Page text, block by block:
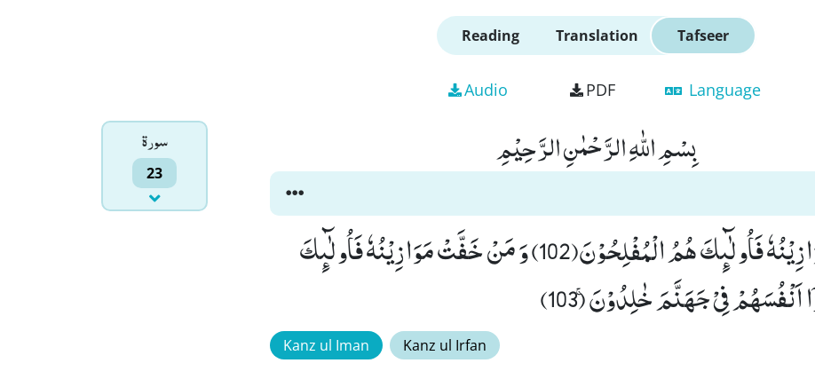
Reading Translation Tafseer
Audio PDF Language
سورۃ
23
بِسْمِ اللّٰهِ الرَّحْمٰنِ الرَّحِیْمِ
فَمَنْ ثَقُلَتْ مَوَازِیْنُهٗ فَاُولٰٓىٕكَ هُمُ الْمُفْلِحُوْنَ(102) وَ مَنْ خَفَّتْ مَوَازِیْنُهٗ فَاُولٰٓىٕكَ
فِیْ جَهَنَّمَ خٰلِدُوْنَۚ (103)
Kanz ul Iman Kanz ul Irfan